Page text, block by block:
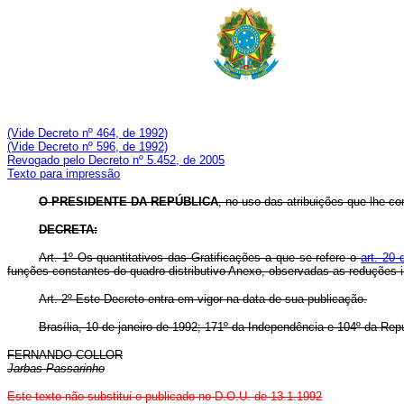
(Vide Decreto nº 464, de 1992)
(Vide Decreto nº 596, de 1992)
Revogado pelo Decreto nº 5.452, de 2005
Texto para impressão
O PRESIDENTE DA REPÚBLICA, no uso das atribuições que lhe
DECRETA:
Art. 1º Os quantitativos das Gratificações a que se refere oart. 20
funções constantes do quadro distributivo Anexo, observadas as reduções
Art. 2º Este Decreto entra em vigor na data de sua publicação.
Brasília, 10 de janeiro de 1992; 171º da Independência e 104º da
FERNANDO COLLOR
Jarbas Passarinho
Este texto não substitui o publicado no D.O.U. de 13.1.1992